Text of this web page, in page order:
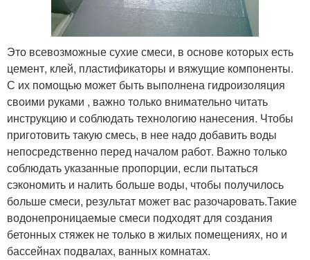
Это всевозможные сухие смеси, в основе которых есть
цемент, клей, пластификаторы и вяжущие компоненты.
С их помощью может быть выполнена гидроизоляция
своими руками , важно только внимательно читать
инструкцию и соблюдать технологию нанесения. Чтобы
приготовить такую смесь, в нее надо добавить воды
непосредственно перед началом работ. Важно только
соблюдать указанные пропорции, если пытаться
сэкономить и налить больше воды, чтобы получилось
больше смеси, результат может вас разочаровать.Такие
водонепроницаемые смеси подходят для создания
бетонных стяжек не только в жилых помещениях, но и
бассейнах подвалах, ванных комнатах.